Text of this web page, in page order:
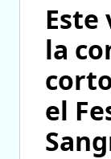
la
el